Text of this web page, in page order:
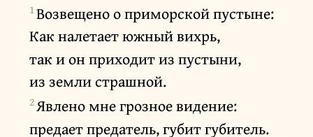
1Возвещено о приморской пустыне:
Как налетает южный вихрь,
так и он приходит из пустыни,
из земли страшной.
2Явлено мне грозное видение:
предает предатель, губит губитель.